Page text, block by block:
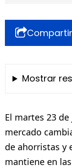
Mostrar
El martes 23
mercado
de ahorristas y
mantiene en